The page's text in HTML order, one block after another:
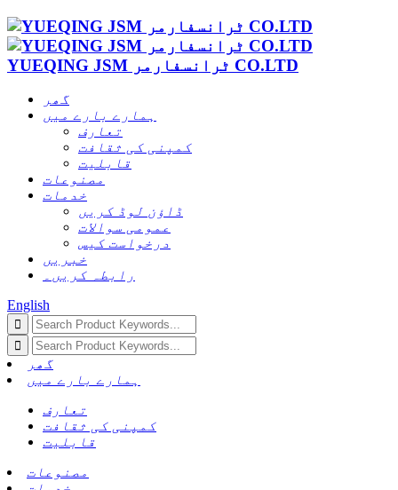
YUEQING JSM ٹرانسفارمر CO.LTD
گھر
ہمارے بارے میں
تعارف
کمپنی کی ثقافت
قابلیت
مصنوعات
خدمات
ڈاؤن لوڈ کریں
عمومی سوالات
درخواست کیس
خبریں
رابطہ کریں۔
English
گھر
ہمارے بارے میں
تعارف
کمپنی کی ثقافت
قابلیت
مصنوعات